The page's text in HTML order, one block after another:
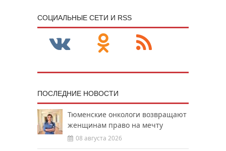
CОЦИАЛЬНЫЕ СЕТИ И RSS
ПОСЛЕДНИЕ НОВОСТИ
Тюменские онкологи возвращают
женщинам право на мечту
08 августа 2026